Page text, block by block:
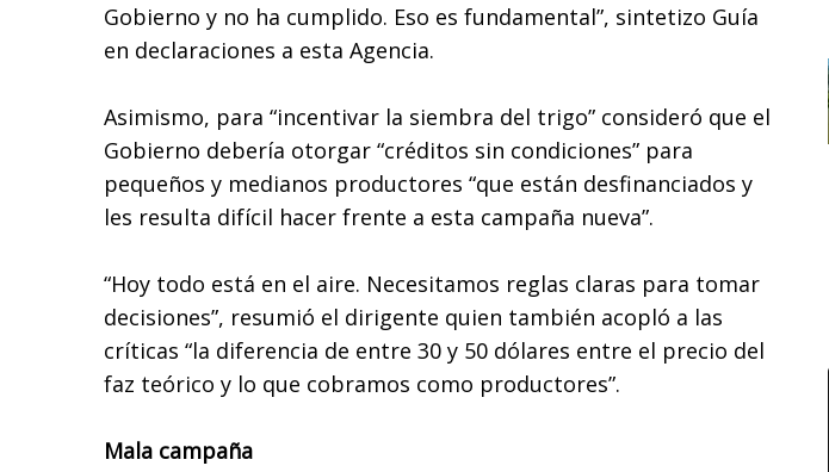
Gobierno y no ha cumplido. Eso es fundamental”, sintetizo Guía
en declaraciones a esta Agencia.
Asimismo, para “incentivar la siembra del trigo” consideró que el
Gobierno debería otorgar “créditos sin condiciones” para
pequeños y medianos productores “que están desfinanciados y
les resulta difícil hacer frente a esta campaña nueva”.
“Hoy todo está en el aire. Necesitamos reglas claras para tomar
decisiones”, resumió el dirigente quien también acopló a las
críticas “la diferencia de entre 30 y 50 dólares entre el precio del
faz teórico y lo que cobramos como productores”.
Mala campaña